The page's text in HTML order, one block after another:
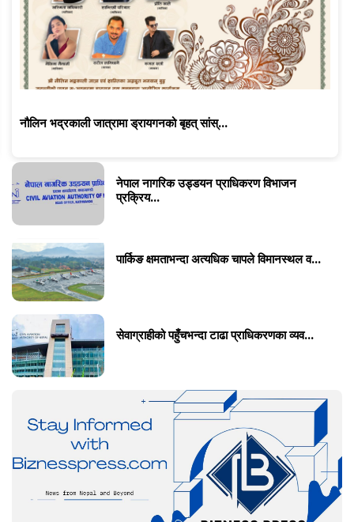
नौलिन भद्रकाली जात्रामा ड्रायगनको बृहत् सांस्...
नेपाल नागरिक उड्डयन प्राधिकरण विभाजन
प्रक्रिय...
पार्किङ क्षमताभन्दा अत्यधिक चापले विमानस्थल व...
सेवाग्राहीको पहुँचभन्दा टाढा प्राधिकरणका व्यव...